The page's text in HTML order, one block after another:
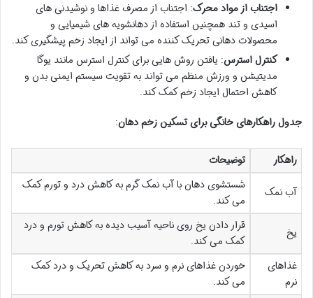
اجتناب از مواد محرک: اجتناب از مصرف غذاها و نوشیدنی های
اسیدی و تند همچنین استفاده از دهانشویه های شیمیایی و
محصولات دهانی تحریک کننده می تواند از ایجاد زخم پیشگیری کند.
کنترل استرس: یافتن روش هایی برای کنترل استرس مانند یوگا
مدیتیشن و ورزش منظم می تواند به تقویت سیستم ایمنی بدن و
کاهش احتمال ایجاد زخم کمک کند.
جدول راهکارهای خانگی برای تسکین زخم دهان:
راهکار توضیحات
آب نمک
شستشوی دهان با آب نمک گرم به کاهش درد و تورم کمک
می کند.
یخ
قرار دادن یخ روی ناحیه آسیب دیده به کاهش تورم و درد
کمک می کند.
غذاهای
نرم
خوردن غذاهای نرم و سرد به کاهش تحریک و درد کمک
می کند.